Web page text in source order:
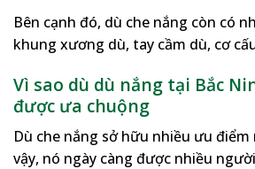
Bên cạnh đó, dù che nắng còn có
khung xương dù, tay cầm dù, cơ
Vì sao dù dù nắng tại Bắc
được ưa chuộng
Dù che nắng sở hữu nhiều ưu điểm
vậy, nó ngày càng được nhiều